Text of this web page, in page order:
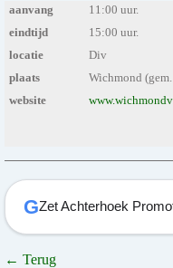
aanvang
11:00 uur.
eindtijd
15:00 uur.
locatie
Div
plaats
Wichmond
website
GZet Achterhoek
← Terug